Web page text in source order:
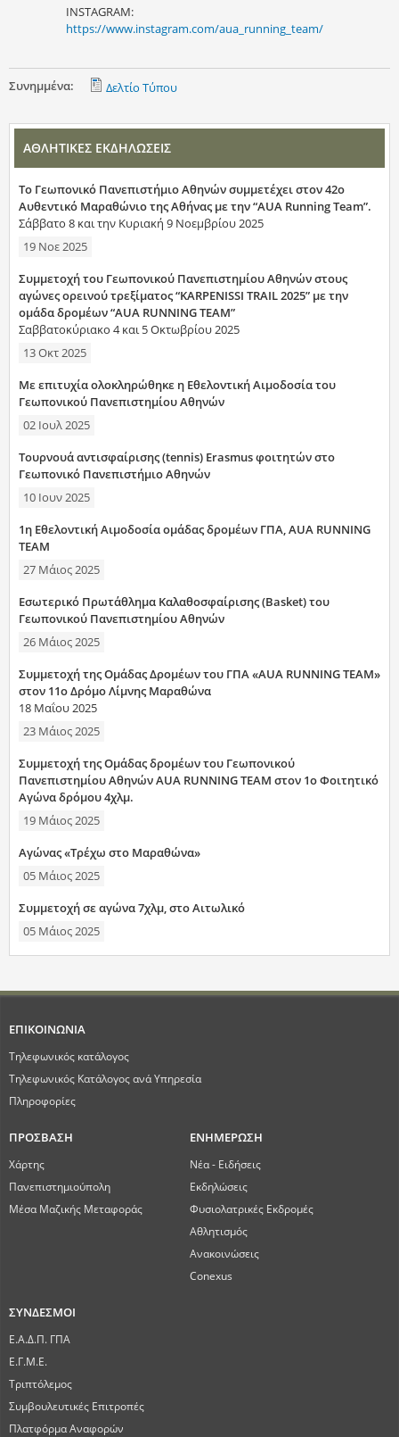
INSTAGRAM:
https://www.instagram.com/aua_running_team/
Συνημμένα: Δελτίο Τύπου
ΑΘΛΗΤΙΚΕΣ ΕΚΔΗΛΩΣΕΙΣ
Το Γεωπονικό Πανεπιστήμιο Αθηνών συμμετέχει στον 42ο
Αυθεντικό Μαραθώνιο της Αθήνας με την “AUA Running Team”.
Σάββατο 8 και την Κυριακή 9 Νοεμβρίου 2025
19 Νοε 2025
Συμμετοχή του Γεωπονικού Πανεπιστημίου Αθηνών στους
αγώνες ορεινού τρεξίματος “KARPENISSI TRAIL 2025” με την
ομάδα δρομέων “AUA RUNNING TEAM”
Σαββατοκύριακο 4 και 5 Οκτωβρίου 2025
13 Οκτ 2025
Με επιτυχία ολοκληρώθηκε η Εθελοντική Αιμοδοσία του
Γεωπονικού Πανεπιστημίου Αθηνών
02 Ιουλ 2025
Τουρνουά αντισφαίρισης (tennis) Erasmus φοιτητών στο
Γεωπονικό Πανεπιστήμιο Αθηνών
10 Ιουν 2025
1η Εθελοντική Αιμοδοσία ομάδας δρομέων ΓΠΑ, AUA RUNNING
TEAM
27 Μάιος 2025
Εσωτερικό Πρωτάθλημα Καλαθοσφαίρισης (Basket) του
Γεωπονικού Πανεπιστημίου Αθηνών
26 Μάιος 2025
Συμμετοχή της Ομάδας Δρομέων του ΓΠΑ «AUA RUNNING TEAM»
στον 11ο Δρόμο Λίμνης Μαραθώνα
18 Μαΐου 2025
23 Μάιος 2025
Συμμετοχή της Ομάδας δρομέων του Γεωπονικού
Πανεπιστημίου Αθηνών AUA RUNNING TEAM στον 1o Φοιτητικό
Αγώνα δρόμου 4χλμ.
19 Μάιος 2025
Αγώνας «Τρέχω στο Μαραθώνα»
05 Μάιος 2025
Συμμετοχή σε αγώνα 7χλμ, στο Αιτωλικό
05 Μάιος 2025
ΕΠΙΚΟΙΝΩΝΙΑ
Τηλεφωνικός κατάλογος
Τηλεφωνικός Κατάλογος ανά Υπηρεσία
Πληροφορίες
ΠΡΟΣΒΑΣΗ
Χάρτης
Πανεπιστημιούπολη
Μέσα Μαζικής Μεταφοράς
ΕΝΗΜΕΡΩΣΗ
Νέα - Ειδήσεις
Εκδηλώσεις
Φυσιολατρικές Εκδρομές
Αθλητισμός
Ανακοινώσεις
Conexus
ΣΥΝΔΕΣΜΟΙ
Ε.Α.Δ.Π. ΓΠΑ
Ε.Γ.Μ.Ε.
Τριπτόλεμος
Συμβουλευτικές Επιτροπές
Πλατφόρμα Αναφορών